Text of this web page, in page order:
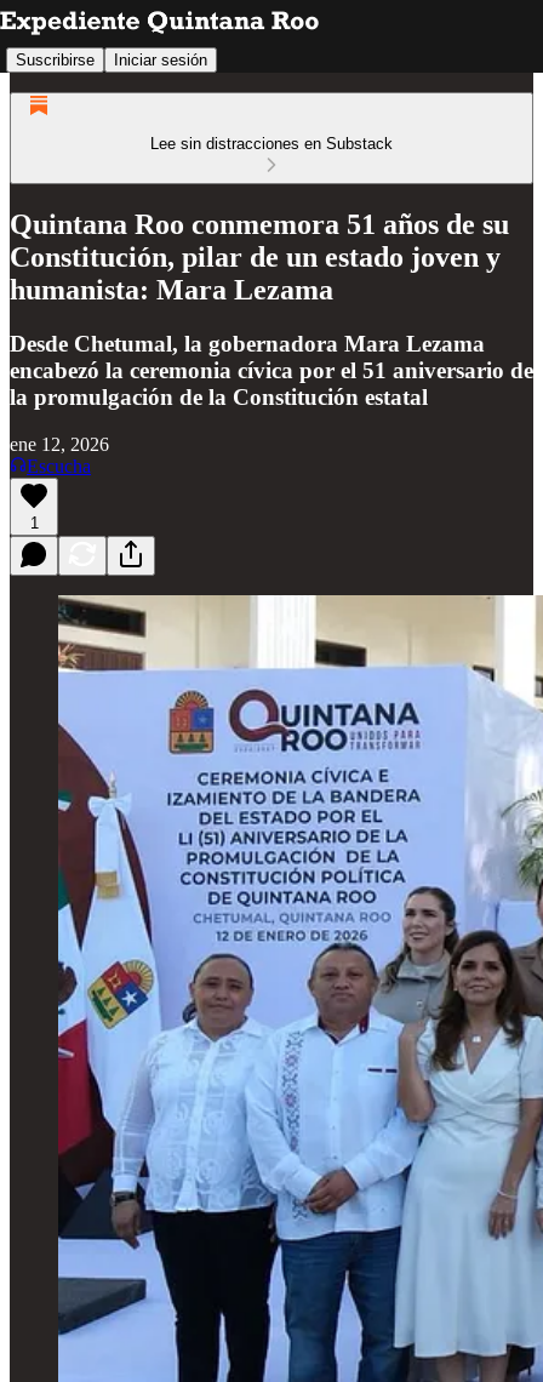
Suscribirse Iniciar sesión
Lee sin distracciones en Substack
Quintana Roo conmemora 51 años de su
Constitución, pilar de un estado joven y
humanista: Mara Lezama
Desde Chetumal, la gobernadora Mara Lezama
encabezó la ceremonia cívica por el 51 aniversario de
la promulgación de la Constitución estatal
ene 12, 2026
Escucha
1